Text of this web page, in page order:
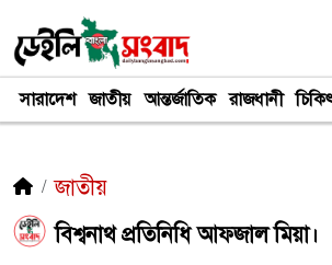
সারাদেশ জাতীয় আন্তর্জাতিক রাজধানী
জাতীয়
বিশ্বনাথ প্রতিনিধি আফজাল মিয়া।